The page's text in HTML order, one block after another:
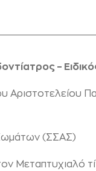
–
Αριστοτελείου
(ΣΣΑΣ)
Μεταπτυχιαλό